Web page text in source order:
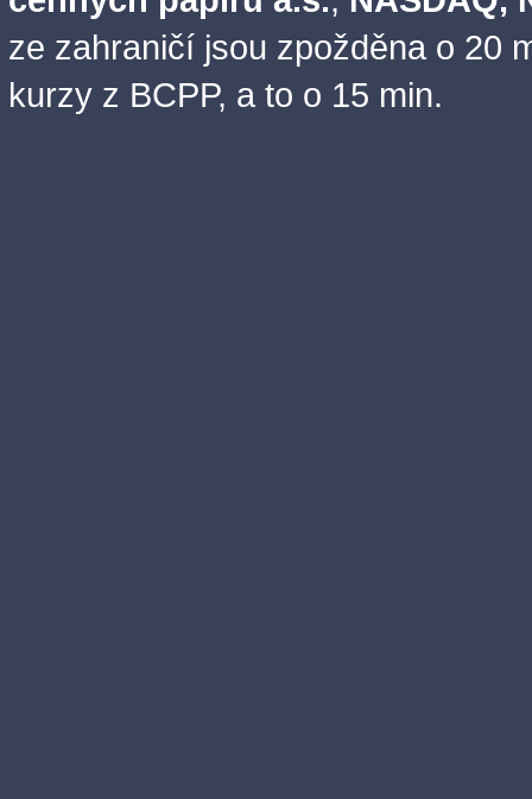
ze zahraničí jsou zpožděna o 20
kurzy z BCPP, a to o 15 min.